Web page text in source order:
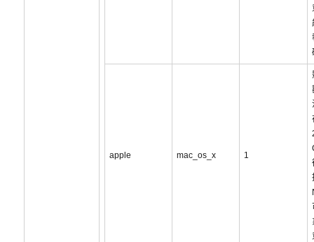
apple mac_os_x 1